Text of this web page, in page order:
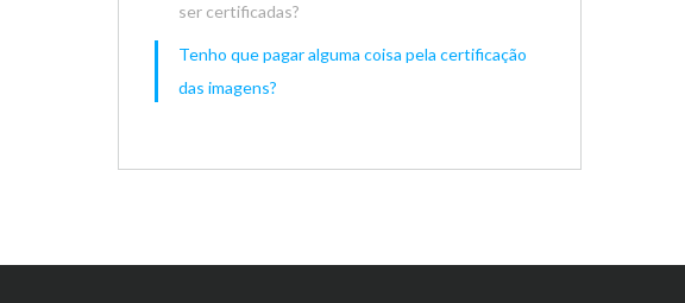
ser certificadas?
Tenho que pagar alguma coisa pela certificação
das imagens?